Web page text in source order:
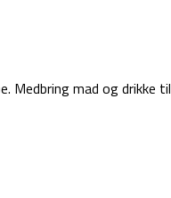
Medbring mad og drikke til